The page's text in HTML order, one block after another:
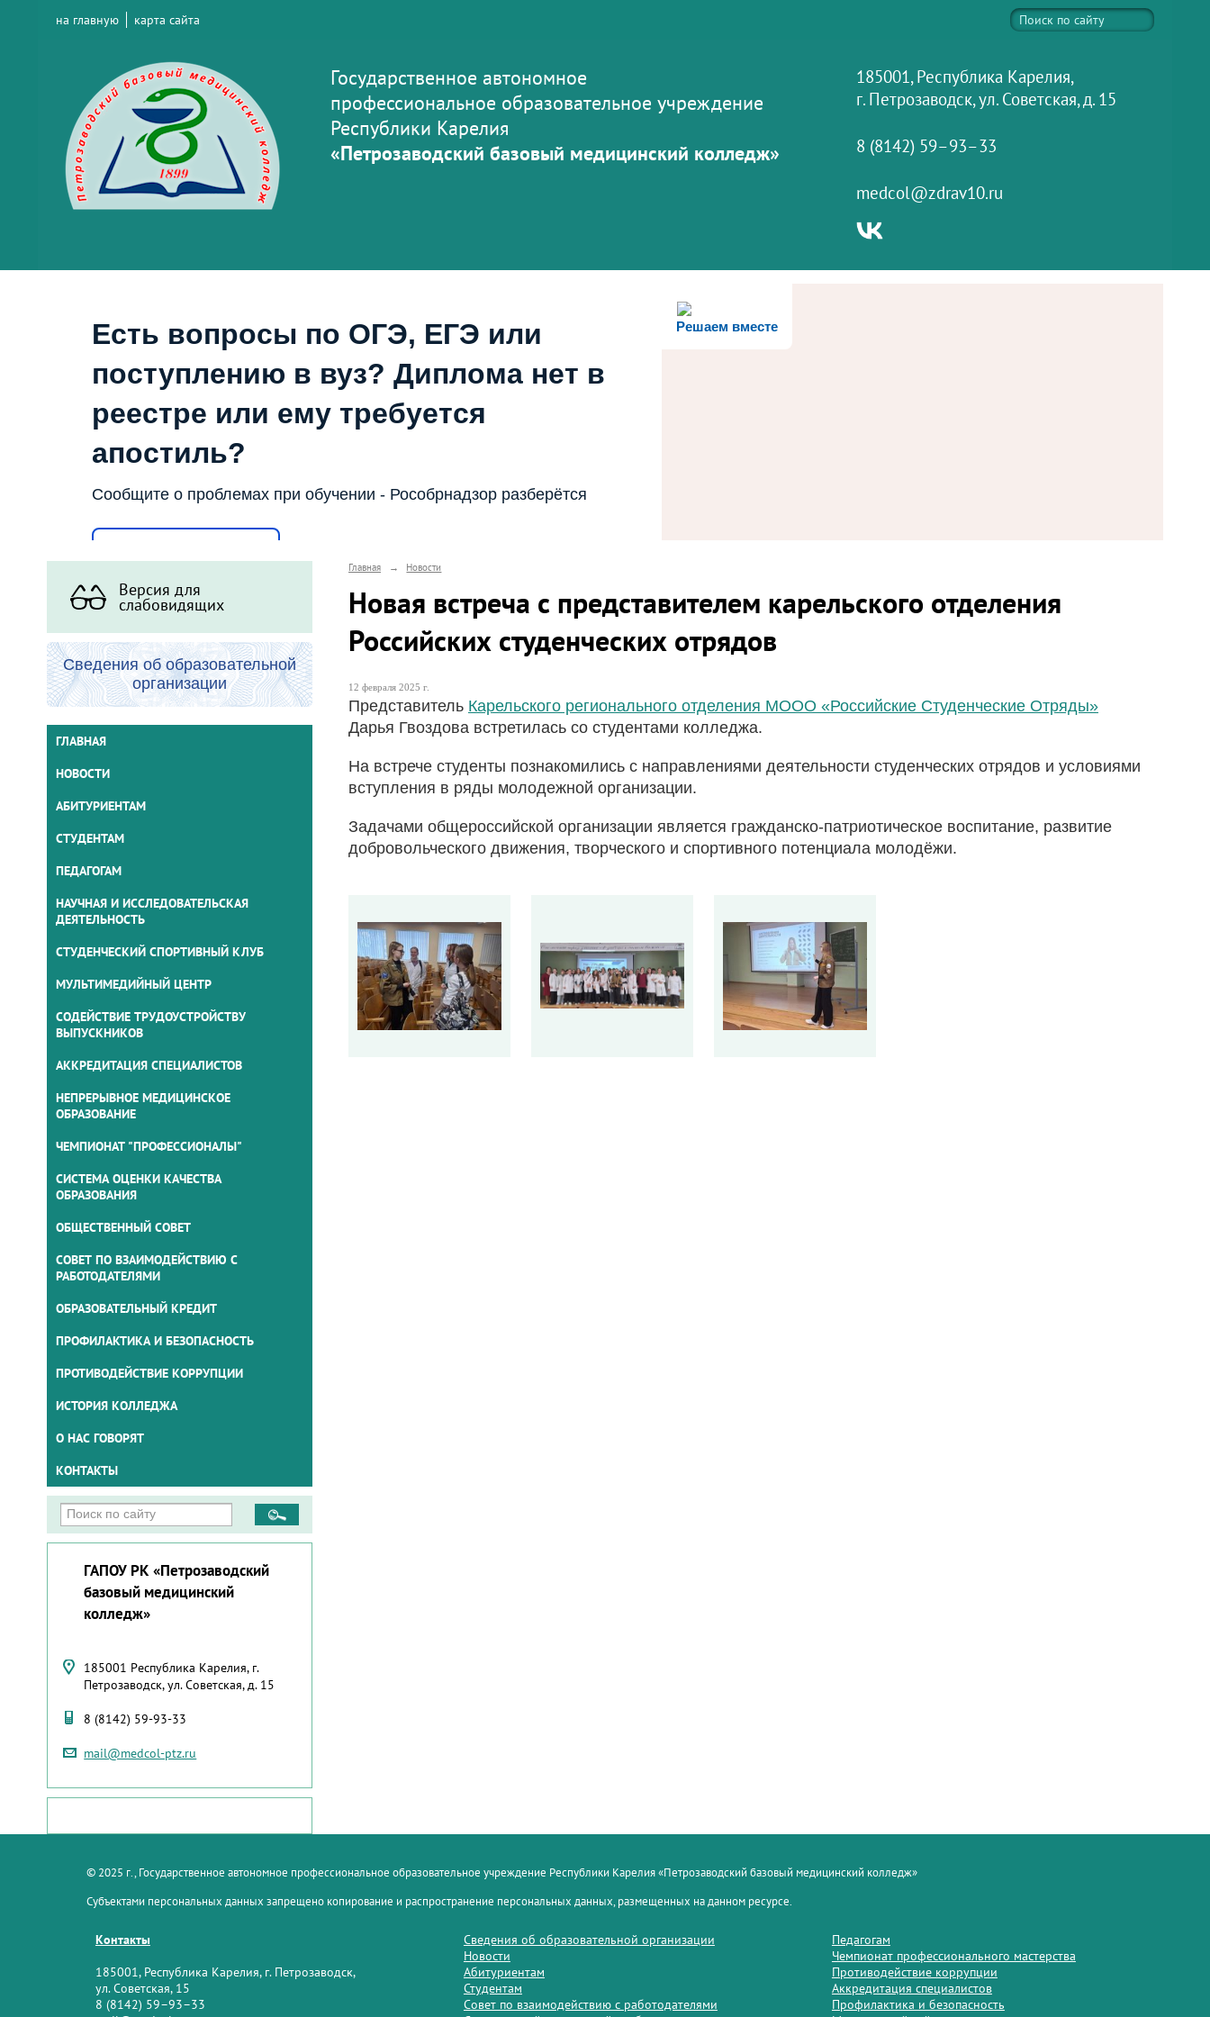
на главную карта сайта
Государственное автономное
профессиональное образовательное учреждение
Республики Карелия
«Петрозаводский базовый медицинский колледж»
185001, Республика Карелия,
г. Петрозаводск, ул. Советская, д. 15
8 (8142) 59–93–33
medcol@zdrav10.ru
Решаем вместе
Есть вопросы по ОГЭ, ЕГЭ или
поступлению в вуз? Диплома нет в
реестре или ему требуется
апостиль?
Сообщите о проблемах при обучении - Рособрнадзор разберётся
Версия для
слабовидящих
Сведения об образовательной
организации
ГЛАВНАЯ
НОВОСТИ
АБИТУРИЕНТАМ
СТУДЕНТАМ
ПЕДАГОГАМ
НАУЧНАЯ И ИССЛЕДОВАТЕЛЬСКАЯ
ДЕЯТЕЛЬНОСТЬ
СТУДЕНЧЕСКИЙ СПОРТИВНЫЙ КЛУБ
МУЛЬТИМЕДИЙНЫЙ ЦЕНТР
СОДЕЙСТВИЕ ТРУДОУСТРОЙСТВУ
ВЫПУСКНИКОВ
АККРЕДИТАЦИЯ СПЕЦИАЛИСТОВ
НЕПРЕРЫВНОЕ МЕДИЦИНСКОЕ
ОБРАЗОВАНИЕ
ЧЕМПИОНАТ "ПРОФЕССИОНАЛЫ"
СИСТЕМА ОЦЕНКИ КАЧЕСТВА
ОБРАЗОВАНИЯ
ОБЩЕСТВЕННЫЙ СОВЕТ
СОВЕТ ПО ВЗАИМОДЕЙСТВИЮ С
РАБОТОДАТЕЛЯМИ
ОБРАЗОВАТЕЛЬНЫЙ КРЕДИТ
ПРОФИЛАКТИКА И БЕЗОПАСНОСТЬ
ПРОТИВОДЕЙСТВИЕ КОРРУПЦИИ
ИСТОРИЯ КОЛЛЕДЖА
О НАС ГОВОРЯТ
КОНТАКТЫ
ГАПОУ РК «Петрозаводский
базовый медицинский
колледж»
185001 Республика Карелия, г.
Петрозаводск, ул. Советская, д. 15
8 (8142) 59-93-33
mail@medcol-ptz.ru
Главная → Новости
Новая встреча с представителем карельского отделения
Российских студенческих отрядов
12 февраля 2025 г.
Представитель Карельского регионального отделения МООО «Российские Студенческие Отряды»
Дарья Гвоздова встретилась со студентами колледжа.
На встрече студенты познакомились с направлениями деятельности студенческих отрядов и условиями
вступления в ряды молодежной организации.
Задачами общероссийской организации является гражданско-патриотическое воспитание, развитие
добровольческого движения, творческого и спортивного потенциала молодёжи.
© 2025 г., Государственное автономное профессиональное образовательное учреждение Республики Карелия «Петрозаводский базовый медицинский колледж»
Субъектами персональных данных запрещено копирование и распространение персональных данных, размещенных на данном ресурсе.
Контакты
185001, Республика Карелия, г. Петрозаводск,
ул. Советская, 15
8 (8142) 59–93–33
Сведения об образовательной организации
Новости
Абитуриентам
Студентам
Совет по взаимодействию с работодателями
Педагогам
Чемпионат профессионального мастерства
Противодействие коррупции
Аккредитация специалистов
Профилактика и безопасность